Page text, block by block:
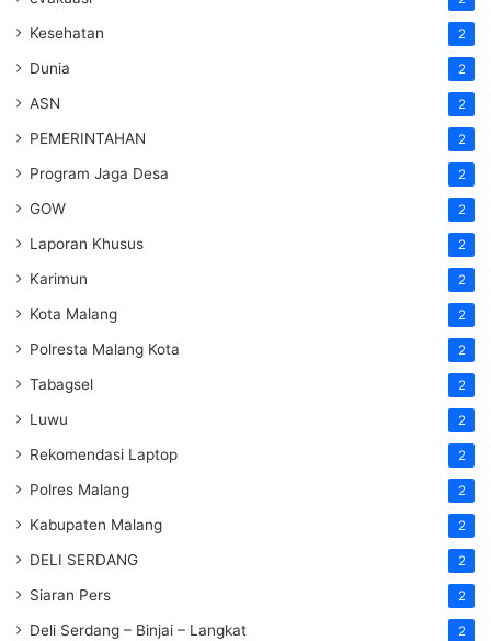
Kesehatan 2
Dunia 2
ASN 2
PEMERINTAHAN 2
Program Jaga Desa 2
GOW 2
Laporan Khusus 2
Karimun 2
Kota Malang 2
Polresta Malang Kota 2
Tabagsel 2
Luwu 2
Rekomendasi Laptop 2
Polres Malang 2
Kabupaten Malang 2
DELI SERDANG 2
Siaran Pers 2
Deli Serdang – Binjai – Langkat 2